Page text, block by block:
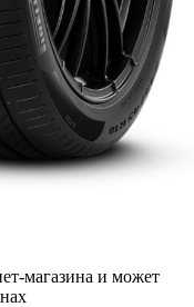
магазина и может